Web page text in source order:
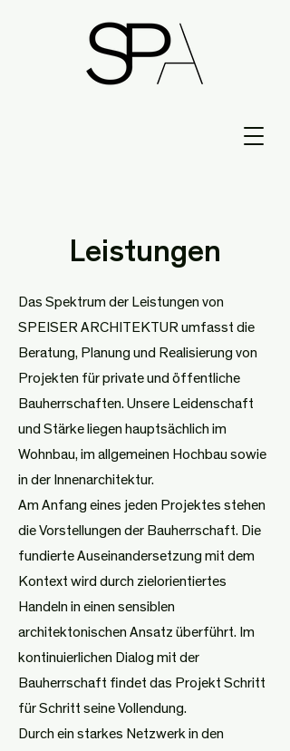
Leistungen
Das Spektrum der Leistungen von
SPEISER ARCHITEKTUR umfasst die
Beratung, Planung und Realisierung von
Projekten für private und öffentliche
Bauherrschaften. Unsere Leidenschaft
und Stärke liegen hauptsächlich im
Wohnbau, im allgemeinen Hochbau sowie
in der Innenarchitektur.
Am Anfang eines jeden Projektes stehen
die Vorstellungen der Bauherrschaft. Die
fundierte Auseinandersetzung mit dem
Kontext wird durch zielorientiertes
Handeln in einen sensiblen
architektonischen Ansatz überführt. Im
kontinuierlichen Dialog mit der
Bauherrschaft findet das Projekt Schritt
für Schritt seine Vollendung.
Durch ein starkes Netzwerk in den